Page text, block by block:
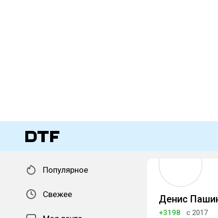
Популярное
Свежее Денис
+3198 с 2017